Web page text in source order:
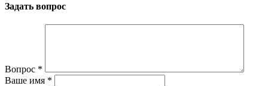
Задать вопрос
Вопрос *
Ваше имя *